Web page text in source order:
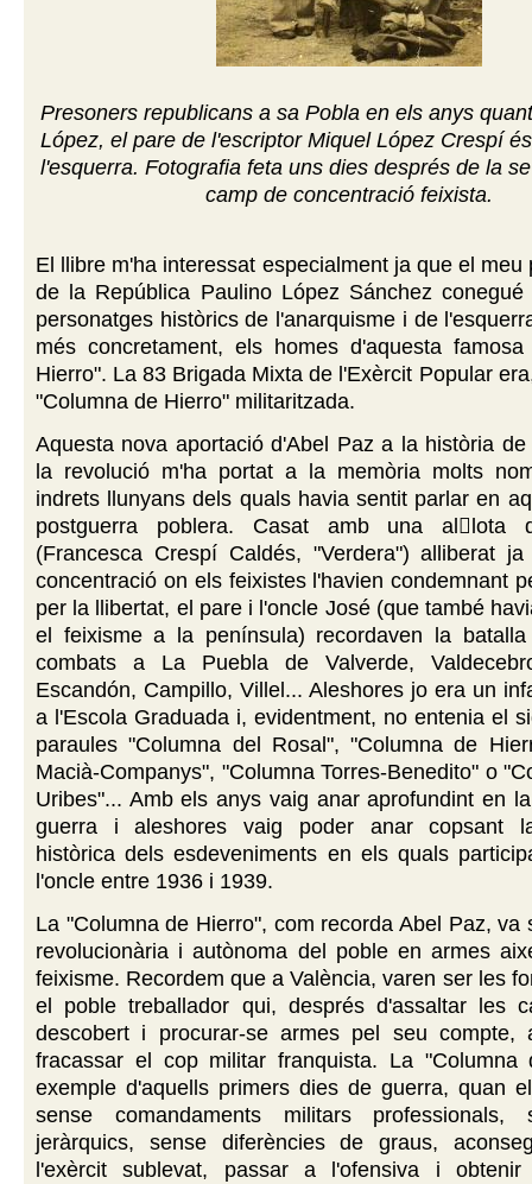
Presoners republicans a sa Pobla en els anys
López, el pare de l'escriptor Miquel López Crespí
l'esquerra. Fotografia feta uns dies després de la
camp de concentració feixista.
El llibre m'ha interessat especialment ja que el meu
de la República Paulino López Sánchez
personatges històrics de l'anarquisme i de
més concretament, els homes d'aquesta
Hierro". La 83 Brigada Mixta de l'Exèrcit Popular
"Columna de Hierro" militaritzada.
Aquesta nova aportació d'Abel Paz a la història
la revolució m'ha portat a la memòria molts
indrets llunyans dels quals havia sentit parlar en
postguerra poblera. Casat amb una allota
(Francesca Crespí Caldés, "Verdera") alliberat
concentració on els feixistes l'havien condemnant
per la llibertat, el pare i l'oncle José (que també
el feixisme a la península) recordaven la
combats a La Puebla de Valverde,
Escandón, Campillo, Villel... Aleshores jo era un
a l'Escola Graduada i, evidentment, no entenia el
paraules "Columna del Rosal", "Columna de
Macià-Companys", "Columna Torres-Benedito" o
Uribes"... Amb els anys vaig anar aprofundint en
guerra i aleshores vaig poder anar copsant
històrica dels esdeveniments en els quals
l'oncle entre 1936 i 1939.
La "Columna de Hierro", com recorda Abel Paz, va
revolucionària i autònoma del poble en armes
feixisme. Recordem que a València, varen ser les
el poble treballador qui, després d'assaltar les
descobert i procurar-se armes pel seu compte,
fracassar el cop militar franquista. La "Columna
exemple d'aquells primers dies de guerra, quan
sense comandaments militars professionals,
jeràrquics, sense diferències de graus,
l'exèrcit sublevat, passar a l'ofensiva i